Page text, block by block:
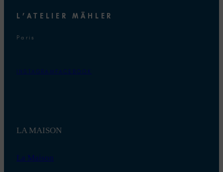
L’ATELIER MÄHLER
Paris
INSTAGRAM FACEBOOK
LA MAISON
La Maison